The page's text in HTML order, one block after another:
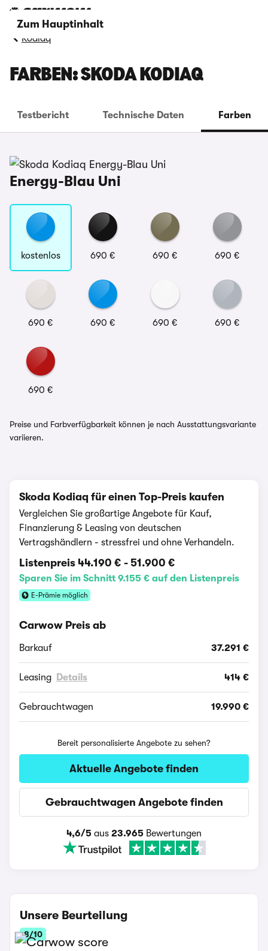
Zum Hauptinhalt
Kodiaq
FARBEN: SKODA KODIAQ
Testbericht Technische Daten Farben
Energy-Blau Uni
kostenlos 690 € 690 € 690 €
690 € 690 € 690 € 690 €
690 €
Preise und Farbverfügbarkeit können je nach Ausstattungsvariante
variieren.
Skoda Kodiaq für einen Top-Preis kaufen
Vergleichen Sie großartige Angebote für Kauf,
Finanzierung & Leasing von deutschen
Vertragshändlern - stressfrei und ohne Verhandeln.
Listenpreis 44.190 € - 51.900 €
Sparen Sie im Schnitt 9.155 € auf den Listenpreis
E-Prämie möglich
Carwow Preis ab
Barkauf 37.291 €
Leasing Details 414 €
Gebrauchtwagen 19.990 €
Bereit personalisierte Angebote zu sehen?
Aktuelle Angebote finden
Gebrauchtwagen Angebote finden
4,6/5 aus 23.965 Bewertungen
Unsere Beurteilung
8/10